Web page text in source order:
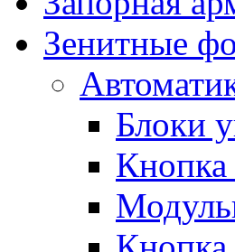
Зенитные
Блоки
Кнопка